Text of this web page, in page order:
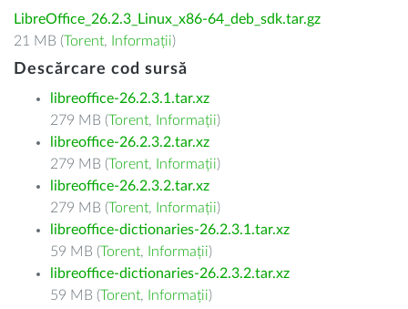
LibreOffice_26.2.3_Linux_x86-64_deb_sdk.tar.gz
21 MB (Torent, Informații)
Descărcare cod sursă
libreoffice-26.2.3.1.tar.xz
279 MB (Torent, Informații)
libreoffice-26.2.3.2.tar.xz
279 MB (Torent, Informații)
libreoffice-26.2.3.2.tar.xz
279 MB (Torent, Informații)
libreoffice-dictionaries-26.2.3.1.tar.xz
59 MB (Torent, Informații)
libreoffice-dictionaries-26.2.3.2.tar.xz
59 MB (Torent, Informații)